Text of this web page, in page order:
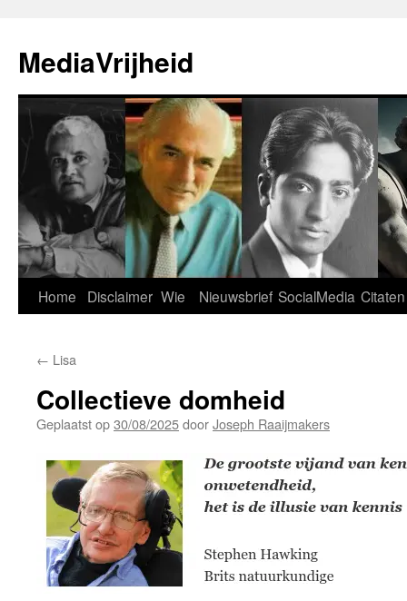
de
inhoud
MediaVrijheid
Home Disclaimer Wie Nieuwsbrief SocialMedia Citaten
← Lisa
Collectieve domheid
Geplaatst op30/08/2025doorJoseph Raaijmakers